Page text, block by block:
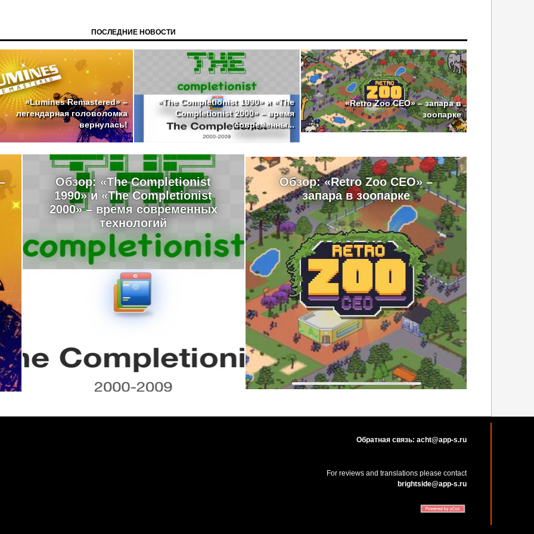
ПОСЛЕДНИЕ НОВОСТИ
«Lumines Remastered» –
легендарная головоломка
вернулась!
«The Completionist 1990» и «The
Completionist 2000» – время
современны...
«Retro Zoo CEO» – запара в
зоопарке
Обзор: «The Completionist
1990» и «The Completionist
2000» – время современных
технологий
Обзор: «Retro Zoo CEO» –
запара в зоопарке
Обратная связь: acht@app-s.ru
For reviews and translations please contact
brightside@app-s.ru